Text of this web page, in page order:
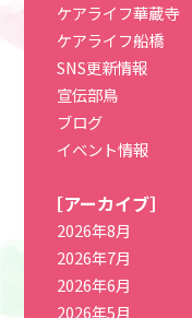
ケアライフ華蔵寺
ケアライフ船橋
SNS更新情報
宣伝部鳥
ブログ
イベント情報
［アーカイブ］
2026年8月
2026年7月
2026年6月
2026年5月